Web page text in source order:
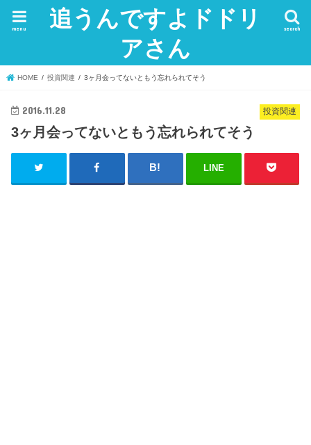
追うんですよドドリ
アさん
search
menu
HOME 投資関連 3ヶ月会ってないともう忘れられてそう
投資関連
2016.11.28
3ヶ月会ってないともう忘れられてそう
LINE